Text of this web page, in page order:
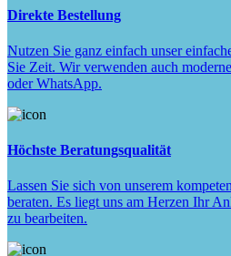
Direkte Bestellung
Nutzen Sie ganz einfach unser
Sie Zeit. Wir verwenden auch
oder WhatsApp.
Höchste Beratungsqualität
Lassen Sie sich von unserem
beraten. Es liegt uns am Herzen Ihr
zu bearbeiten.